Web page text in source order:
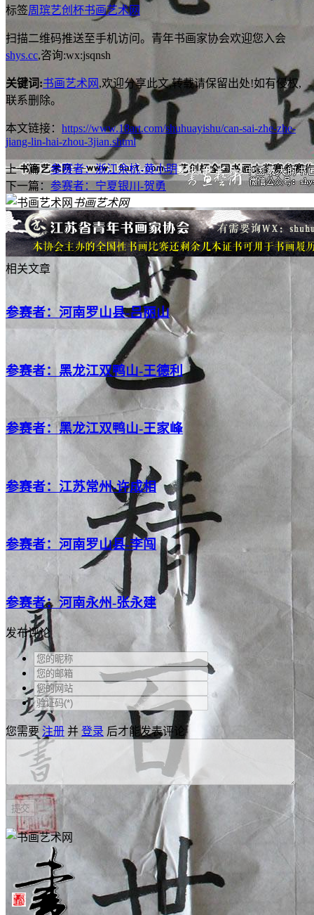
标签周瑸艺创杯书画艺术网
扫描二维码推送至手机访问。青年书画家协会欢迎您入会
shys.cc,咨询:wx:jsqnsh
关键词:书画艺术网 ,欢迎分享此文,转载请保留出处!如有侵权,
联系删除。
本文链接： https://www.18art.com/shuhuayishu/can-sai-zhe-zhe-
jiang-lin-hai-zhou-3jian.shtml
上一篇：参赛者：浙江余杭-黄小明
下一篇： 参赛者：宁夏银川-贺勇
书画艺术网
相关文章
参赛者：河南罗山县-吕丽山
参赛者：黑龙江双鸭山-王德利
参赛者：黑龙江双鸭山-王家峰
参赛者：江苏常州-许成相
参赛者：河南罗山县-李闯
参赛者：河南永州-张永建
发布评论
您需要 注册 并 登录 后才能发表评论